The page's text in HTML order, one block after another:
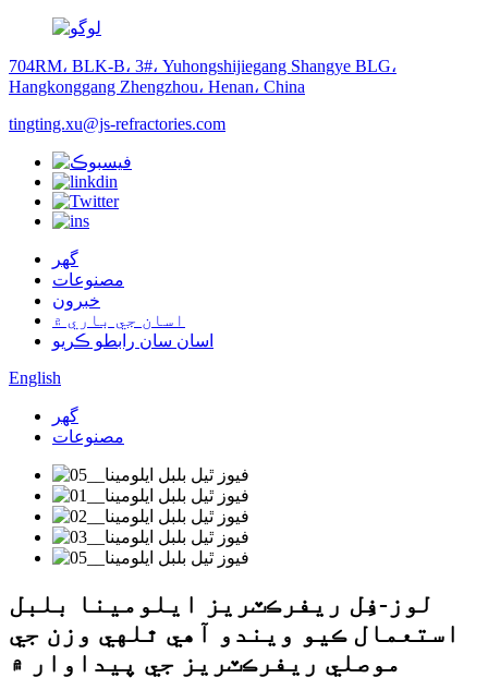
704RM، BLK-B، 3#، Yuhongshijiegang Shangye BLG،
Hangkonggang Zhengzhou، Henan، China
tingting.xu@js-refractories.com
گهر
مصنوعات
خبرون
اسان جي باري ۾
اسان سان رابطو ڪريو
English
گهر
مصنوعات
لوز-فِل ريفرڪٽريز ايلومينا بلبل
استعمال ڪيو ويندو آهي ٿلهي وزن جي
موصلي ريفرڪٽريز جي پيداوار ۾